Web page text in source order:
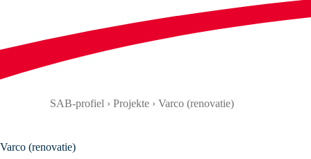
SAB-profiel › Projekte › Varco (renovatie)
Varco (renovatie)